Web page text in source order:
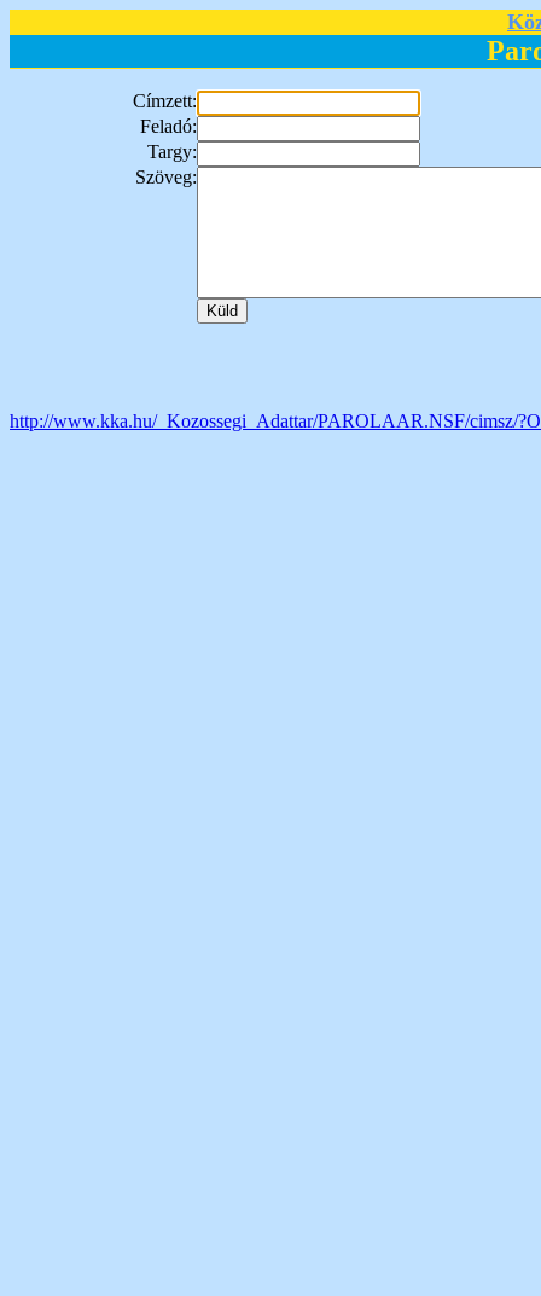
Címzett:
Feladó:
Targy:
Szöveg:
http://www.kka.hu/_Kozossegi_Adattar/PAROLAAR.NSF/cimsz/